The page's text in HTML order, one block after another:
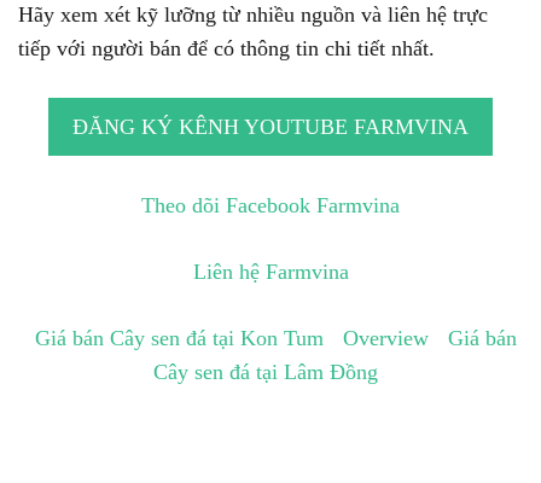
Hãy xem xét kỹ lưỡng từ nhiều nguồn và liên hệ trực
tiếp với người bán để có thông tin chi tiết nhất.
ĐĂNG KÝ KÊNH YOUTUBE FARMVINA
Theo dõi Facebook Farmvina
Liên hệ Farmvina
Giá bán Cây sen đá tại Kon Tum Overview
Giá bán
Cây sen đá tại Lâm Đồng